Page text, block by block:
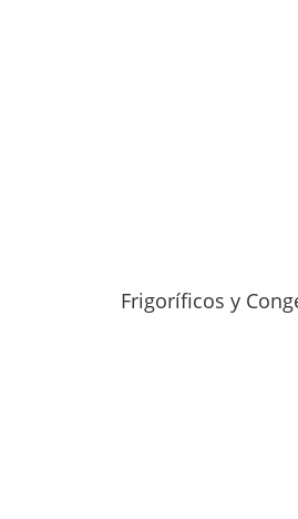
Frigoríficos y